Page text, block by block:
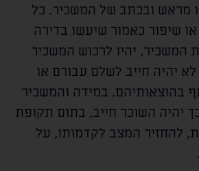
מראש ובכתב של המשכיר. כל
שיפור כאמור שיעשו בדירה
המשכיר, יהיו לרכוש המשכיר
יהיה חייב לשלם עבורם או
בהוצאותיהם. במידה והמשכיר
יהיה השוכר חייב, בתום תקופת
להחזיר המצב לקדמותו, על